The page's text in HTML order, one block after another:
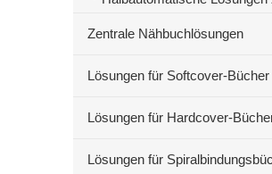
Zentrale Nähbuchlösungen
Lösungen für Softcover-Bücher
Lösungen für Hardcover-
Lösungen für